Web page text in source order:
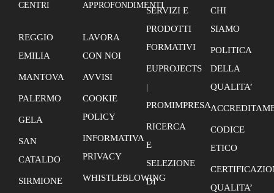
CENTRI
REGGIO
EMILIA
MANTOVA
PALERMO
GELA
SAN
CATALDO
SIRMIONE
APPROFONDIMENTI
LAVORA
CON NOI
AVVISI
COOKIE
POLICY
INFORMATIVA
PRIVACY
WHISTLEBLOWING
SERVIZI E
PRODOTTI
FORMATIVI
EUPROJECTS
|
PROMIMPRESA
RICERCA
E
SELEZIONE
DI
CHI
SIAMO
POLITICA
DELLA
QUALITA’
CODICE
ETICO
QUALITA’